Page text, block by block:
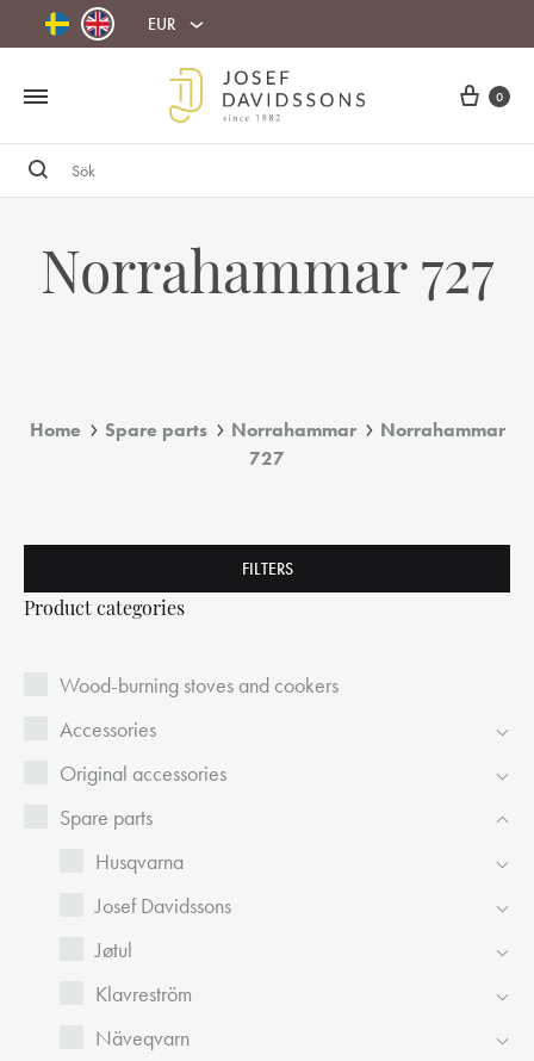
EUR
Cart
0
Sök
Norrahammar 727
Home Spare parts Norrahammar
Norrahammar
727
FILTERS
Product categories
Wood-burning stoves and cookers
Accessories
Original accessories
Spare parts
Husqvarna
Josef Davidssons
Jøtul
Klavreström
Näveqvarn